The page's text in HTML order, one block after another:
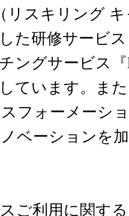
リスキリング
た研修サービ
ングサービス
ています。ま
フォーメーシ
ベーションを
ご利用に関す